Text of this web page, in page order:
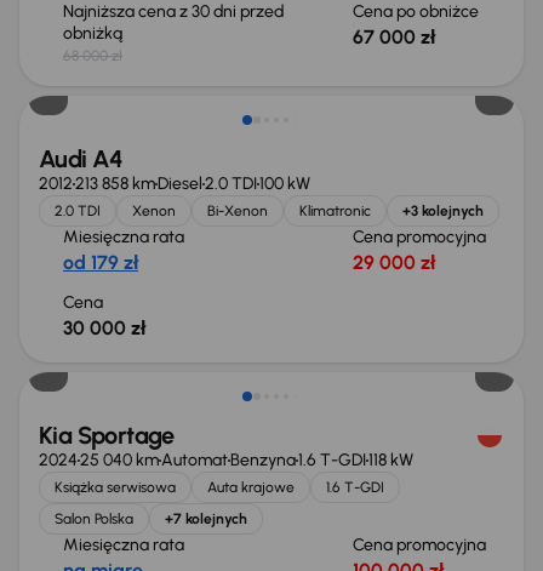
Najniższa cena z 30 dni przed
obniżką
68 000 zł
Cena po obniżce
67 000 zł
Świeżo skupione
Audi A4
2012213 858 kmDiesel2.0 TDI100 kW
2.0 TDI Xenon Bi-Xenon Klimatronic +3 kolejnych
Miesięczna rata
od 179 zł
Cena promocyjna
29 000 zł
Cena
30 000 zł
Kia Sportage
202425 040 kmAutomatBenzyna1.6 T-GDI118 kW
Książka serwisowa Auta krajowe
1.6 T-GDI
Salon Polska
+7 kolejnych
Miesięczna rata Cena promocyjna